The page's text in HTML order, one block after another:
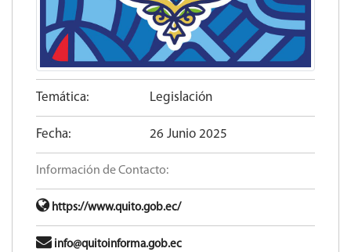
Temática: Legislación
Fecha: 26 Junio 2025
Información de Contacto:
https://www.quito.gob.ec/
info@quitoinforma.gob.ec